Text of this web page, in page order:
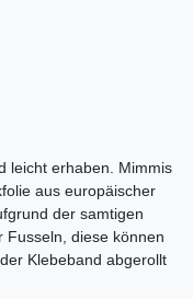
leicht erhaben. Mimmis
aus europäischer
der samtigen
Fusseln, diese können
Klebeband abgerollt